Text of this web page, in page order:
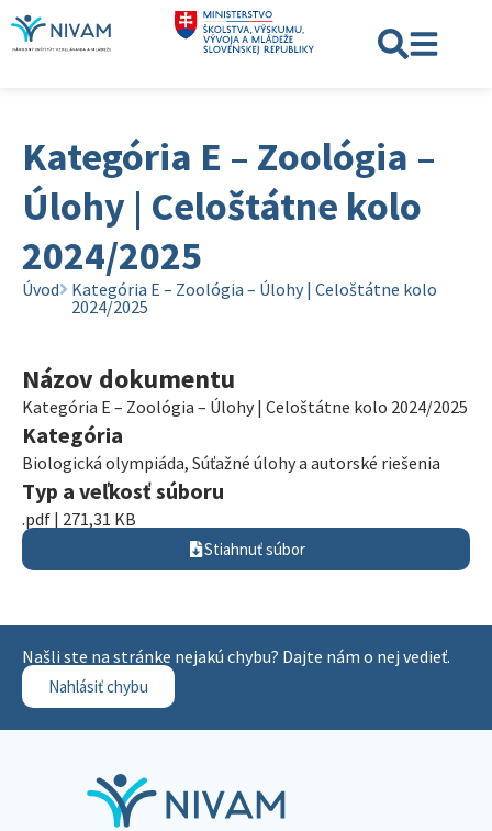
Kategória E – Zoológia –
Úlohy | Celoštátne kolo
2024/2025
Úvod
Kategória E – Zoológia – Úlohy | Celoštátne kolo
2024/2025
Názov dokumentu
Kategória E – Zoológia – Úlohy | Celoštátne kolo 2024/2025
Kategória
Biologická olympiáda, Súťažné úlohy a autorské riešenia
Typ a veľkosť súboru
.pdf | 271,31 KB
Stiahnuť súbor
Našli ste na stránke nejakú chybu? Dajte nám o nej vedieť.
Nahlásiť chybu